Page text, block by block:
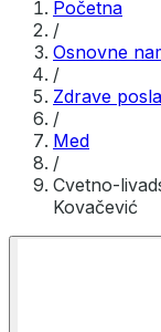
Početna
/
Osnovne
/
Zdrave
/
Med
/
Cvetno-
Kovačević